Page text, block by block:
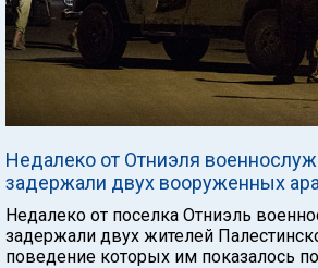
Недалеко от Отниэля
задержали двух вооруженных
Недалеко от поселка Отниэль
задержали двух жителей
поведение которых им показалось